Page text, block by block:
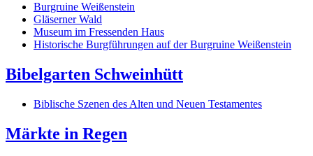
Burgruine Weißenstein
Gläserner Wald
Museum im Fressenden Haus
Historische Burgführungen auf der Burgruine Weißenstein
Bibelgarten Schweinhütt
Biblische Szenen des Alten und Neuen Testamentes
Märkte in Regen